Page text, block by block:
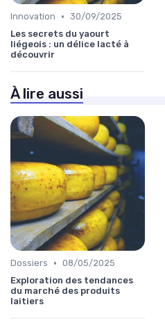
Innovation • 30/09/2025
Les secrets du yaourt
liégeois : un délice lacté à
découvrir
À lire aussi
Dossiers • 08/05/2025
Exploration des tendances
du marché des produits
laitiers